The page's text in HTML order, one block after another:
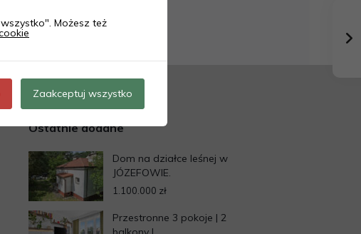
Ostatnie dodane
Dom na działce leśnej w
JÓZEFOWIE.
1.100.000 zł
Przestronne 3 pokoje | 2
Możesz też
Zaakceptuj wszystko